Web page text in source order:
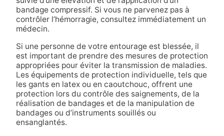
bandage compressif. Si vous ne parvenez pas à
contrôler l’hémorragie, consultez immédiatement un
médecin.
Si une personne de votre entourage est blessée, il
est important de prendre des mesures de protection
appropriées pour éviter la transmission de maladies.
Les équipements de protection individuelle, tels que
les gants en latex ou en caoutchouc, offrent une
protection lors du contrôle des saignements, de la
réalisation de bandages et de la manipulation de
bandages ou d’instruments souillés ou
ensanglantés.